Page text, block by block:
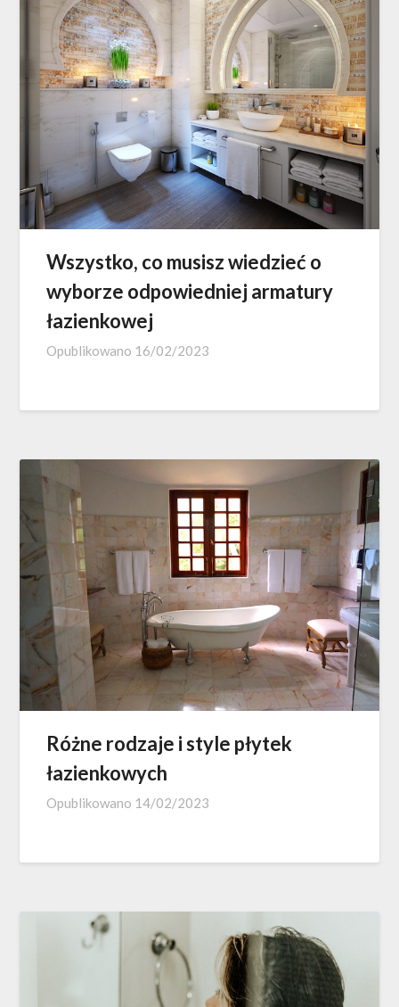
Wszystko, co musisz wiedzieć o
wyborze odpowiedniej armatury
łazienkowej
Opublikowano 16/02/2023
Różne rodzaje i style płytek
łazienkowych
Opublikowano 14/02/2023